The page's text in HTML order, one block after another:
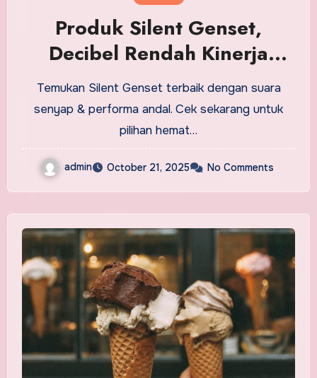
Produk Silent Genset,
Decibel Rendah Kinerja
Mumpuni
Temukan Silent Genset terbaik dengan suara
senyap & performa andal. Cek sekarang untuk
pilihan hemat…
admin October 21, 2025 No Comments